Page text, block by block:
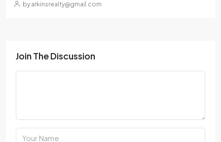
by arkinsrealty@gmail.com
Join The Discussion